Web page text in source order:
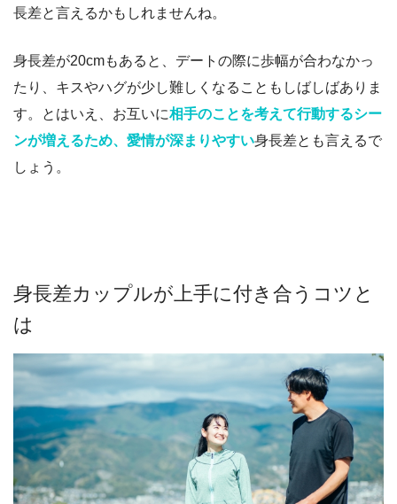
長差と言えるかもしれませんね。
身長差が20cmもあると、デートの際に歩幅が合わなかっ
たり、キスやハグが少し難しくなることもしばしばありま
す。
とはいえ、お互いに相手のことを考えて行動するシー
ンが増えるため、愛情が深まりやすい身長差とも言えるで
しょう。
身長差カップルが上手に付き合うコツと
は